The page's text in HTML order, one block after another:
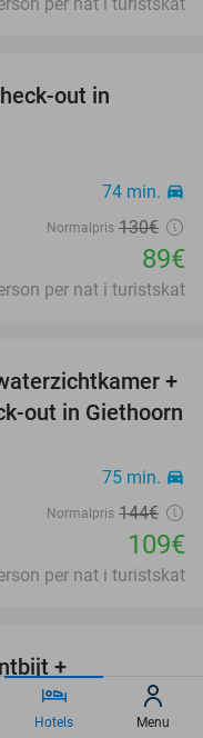
out in
74 min. directions_car
Normalpris 130€
89€
per nat i turistskat
24%+
out in Giethoorn
75 min. directions_car
Normalpris 144€
109€
per nat i turistskat
30%
+
in
Hotels Menu